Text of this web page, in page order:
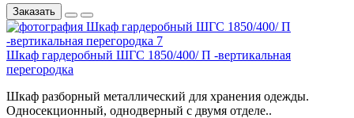
Заказать
Шкаф гардеробный ШГС 1850/400/ П -вертикальная
перегородка
Шкаф разборный металлический для хранения одежды.
Односекционный, однодверный с двумя отделе..